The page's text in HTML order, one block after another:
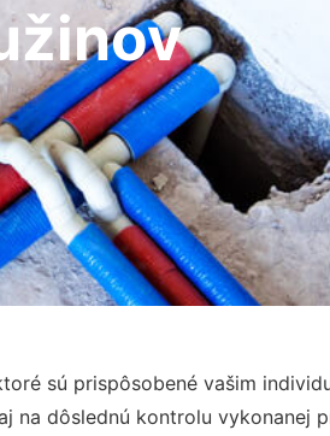
sú prispôsobené vašim
na dôslednú kontrolu vykonanej